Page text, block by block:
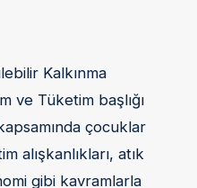
Kalkınma
ve Tüketim başlığı
çocuklar
alışkanlıkları, atık
gibi kavramlarla